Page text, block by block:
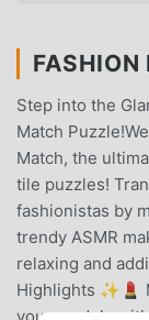
FASHION
Step into the
Match
Match, the
tile puzzles!
fashionistas by
trendy ASMR
relaxing and
Highlights ✨💄